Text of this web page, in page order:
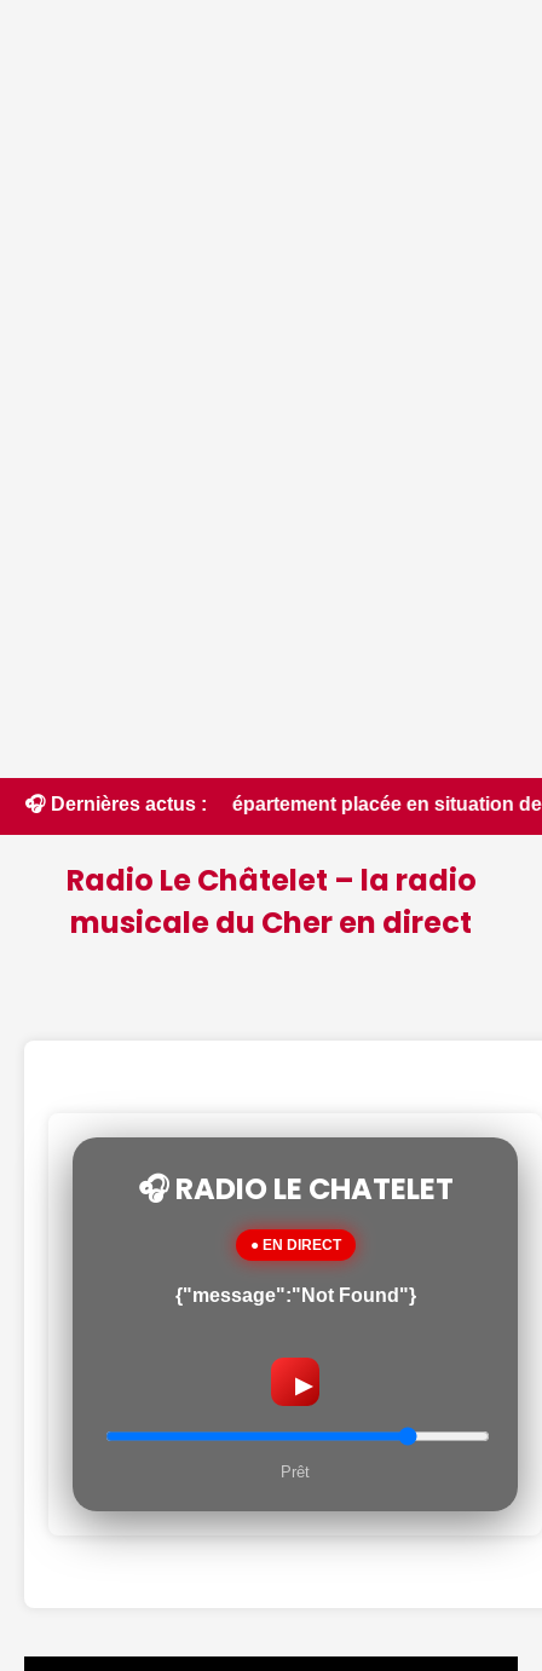
🎧 Dernières actus :placée en situation de crise -
Radio Le Châtelet – la radio
musicale du Cher en direct
🎧 RADIO LE CHATELET
● EN DIRECT
{"message":"Not Found"}
▶
Prêt